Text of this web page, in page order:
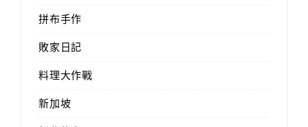
拼布手作
敗家日記
料理大作戰
新加坡